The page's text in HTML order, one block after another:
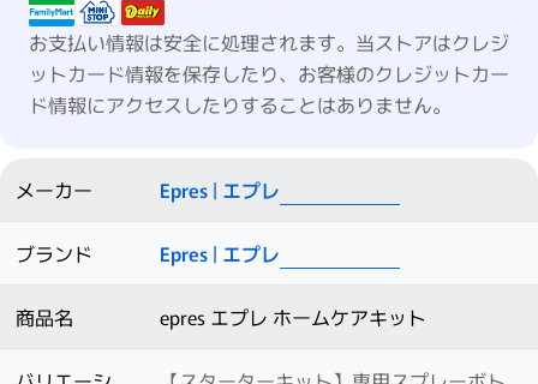
お支払い情報は安全に処理されます。当ストアはクレジ
ットカード情報を保存したり、お客様のクレジットカー
ド情報にアクセスしたりすることはありません。
メーカー Epres | エプレ
ブランド Epres | エプレ
商品名 epres エプレ ホームケアキット